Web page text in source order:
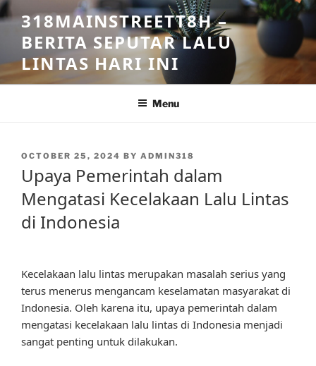
Skip
to
content
318MAINSTREETT8H –
BERITA SEPUTAR LALU
LINTAS HARI INI
Menu
POSTED
OCTOBER 25, 2024 BY ADMIN318
Upaya Pemerintah dalam
Mengatasi Kecelakaan Lalu Lintas
di Indonesia
Kecelakaan lalu lintas merupakan masalah serius yang
terus menerus mengancam keselamatan masyarakat di
Indonesia. Oleh karena itu, upaya pemerintah dalam
mengatasi kecelakaan lalu lintas di Indonesia menjadi
sangat penting untuk dilakukan.